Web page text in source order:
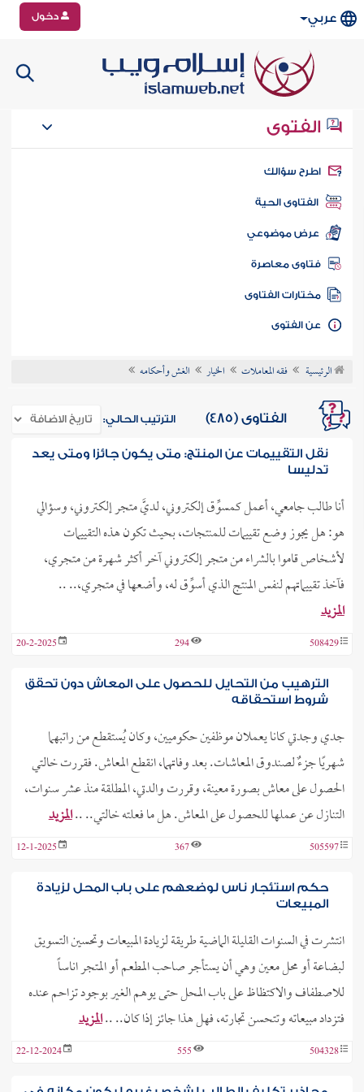
عربي دخول
الفتوى
سؤالك
الفتاوى الحية
عرض موضوعي
فتاوى معاصرة
مختارات الفتاوى
الفتوى
الرئيسية فقه المعاملات الخيار الغش وأحكامه
الفتاوى (485) الترتيب الحالي:
نقل التقييمات عن المنتج: متى يكون جائزا ومتى يعد
تدليسا
أنا طالب جامعي، أعمل كمسوِّق إلكتروني، لديَّ متجر إلكتروني، وسؤالي
هو: هل يجوز وضع تقييمات للمنتجات، بحيث تكون هذه التقييمات
لأشخاص قاموا بالشراء من متجر إلكتروني آخر أكثر شهرة من متجري،
فآخذ تقييماتهم لنفس المنتج الذي أسوِّق له، وأضعها في متجري،.. ..
المزيد
508429
294
20-2-2025
الترهيب من التحايل للحصول على المعاش دون تحقق
شروط استحقاقه
جدي وجدتي كانا يعملان موظفين حكوميين، وكان يُستقطع من راتبهما
شهريًا جزءٌ لصندوق المعاشات. بعد وفاتهما، انقطع المعاش. فقررت خالتي
الحصول على معاش بصورة معينة، وقررت والدتي، المطلقة منذ عشر سنوات،
التنازل عن عملها للحصول على المعاش. هل ما فعلته خالتي.. ..المزيد
505597
367
12-1-2025
حكم استئجار ناس لوضعهم على باب المحل لزيادة
المبيعات
انتشرت في السنوات القليلة الماضية طريقة لزيادة المبيعات وتحسين التسويق
لبضاعة أو محل معين وهي أن يستأجر صاحب المطعم أو المتجر اناساً
للاصطفاف والاكتظاظ على باب المحل حتى يوهم الغير بوجود تزاحم عنده
فتزداد مبيعاته وتتحسن تجارته، فهل هذا جائز إذا كان.. ..المزيد
504328
555
22-12-2024